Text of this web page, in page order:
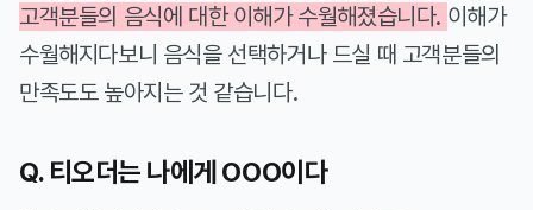
고객분들의 음식에 대한 이해가 수월해졌습니다. 이해가
수월해지다보니 음식을 선택하거나 드실 때 고객분들의
만족도도 높아지는 것 같습니다.
Q. 티오더는 나에게 OOO이다